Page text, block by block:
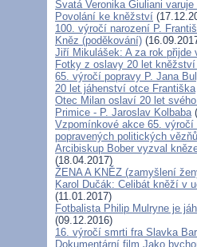
Svatá Veronika Giuliani
Povolání ke kněžství
100. výročí narození P.
Kněz (poděkování)
Jiří Mikulášek: A za rok
Fotky z oslavy 20 let
65. výročí popravy P. Jana
20 let jáhenství otce Františka
Otec Milan oslaví 20 let
Primice - P. Jaroslav Kolbaba
Vzpomínkové akce 65.
popravených politických vězňů
Arcibiskup Bober vyzval
(18.04.2017)
ŽENA A KNĚZ (zamyšlení
Karol Dučák: Celibát kněží v
(11.01.2017)
Fotbalista Philip Mulryne je
(09.12.2016)
16. výročí smrti fra Slavka
Dokumentární film Jako